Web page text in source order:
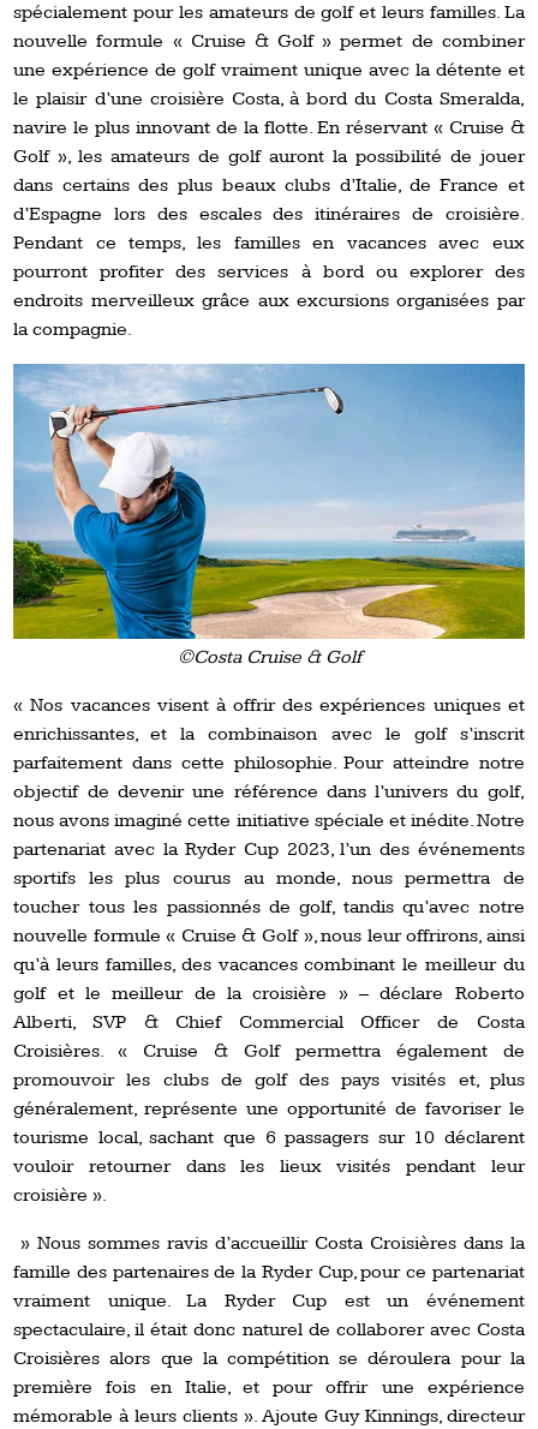
spécialement pour les amateurs de golf et leurs familles. La
nouvelle formule « Cruise & Golf » permet de combiner
une expérience de golf vraiment unique avec la détente et
le plaisir d’une croisière Costa, à bord du Costa Smeralda,
navire le plus innovant de la flotte. En réservant « Cruise &
Golf », les amateurs de golf auront la possibilité de jouer
dans certains des plus beaux clubs d’Italie, de France et
d’Espagne lors des escales des itinéraires de croisière.
Pendant ce temps, les familles en vacances avec eux
pourront profiter des services à bord ou explorer des
endroits merveilleux grâce aux excursions organisées par
la compagnie.
©Costa Cruise & Golf
« Nos vacances visent à offrir des expériences uniques et
enrichissantes, et la combinaison avec le golf s’inscrit
parfaitement dans cette philosophie. Pour atteindre notre
objectif de devenir une référence dans l’univers du golf,
nous avons imaginé cette initiative spéciale et inédite. Notre
partenariat avec la Ryder Cup 2023, l’un des événements
sportifs les plus courus au monde, nous permettra de
toucher tous les passionnés de golf, tandis qu’avec notre
nouvelle formule « Cruise & Golf », nous leur offrirons, ainsi
qu’à leurs familles, des vacances combinant le meilleur du
golf et le meilleur de la croisière » – déclare Roberto
Alberti, SVP & Chief Commercial Officer de Costa
Croisières. « Cruise & Golf permettra également de
promouvoir les clubs de golf des pays visités et, plus
généralement, représente une opportunité de favoriser le
tourisme local, sachant que 6 passagers sur 10 déclarent
vouloir retourner dans les lieux visités pendant leur
croisière ».
» Nous sommes ravis d’accueillir Costa Croisières dans la
famille des partenaires de la Ryder Cup, pour ce partenariat
vraiment unique. La Ryder Cup est un événement
spectaculaire, il était donc naturel de collaborer avec Costa
Croisières alors que la compétition se déroulera pour la
première fois en Italie, et pour offrir une expérience
mémorable à leurs clients ». Ajoute Guy Kinnings, directeur